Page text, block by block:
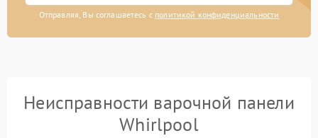
Отправляя, Вы соглашаетесь с политикой конфиденциальности
Неисправности варочной панели
Whirlpool